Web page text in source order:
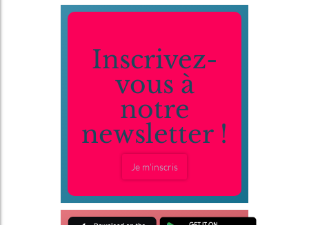
Inscrivez-
vous à
notre
newsletter !
Je m'inscris